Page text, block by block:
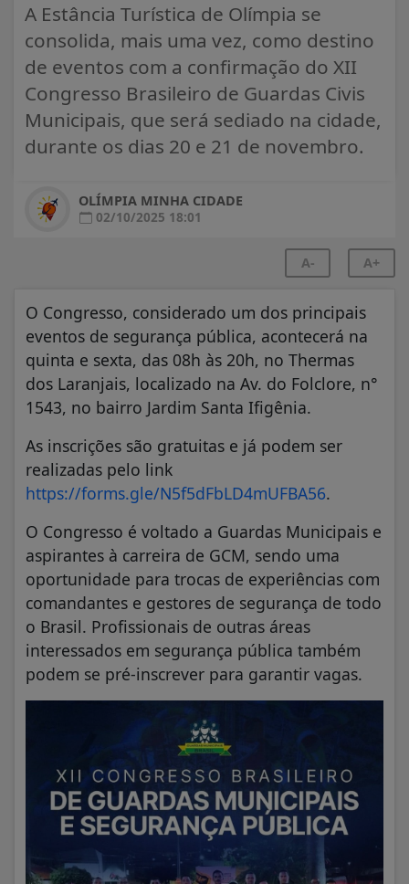
A Estância Turística de Olímpia se
consolida, mais uma vez, como destino
de eventos com a confirmação do XII
Congresso Brasileiro de Guardas Civis
Municipais, que será sediado na cidade,
durante os dias 20 e 21 de novembro.
OLÍMPIA MINHA CIDADE
02/10/2025 18:01
A- A+
O Congresso, considerado um dos principais
eventos de segurança pública, acontecerá na
quinta e sexta, das 08h às 20h, no Thermas
dos Laranjais, localizado na Av. do Folclore, n°
1543, no bairro Jardim Santa Ifigênia.
As inscrições são gratuitas e já podem ser
realizadas pelo link
https://forms.gle/N5f5dFbLD4mUFBA56.
O Congresso é voltado a Guardas Municipais e
aspirantes à carreira de GCM, sendo uma
oportunidade para trocas de experiências com
comandantes e gestores de segurança de todo
o Brasil. Profissionais de outras áreas
interessados em segurança pública também
podem se pré-inscrever para garantir vagas.